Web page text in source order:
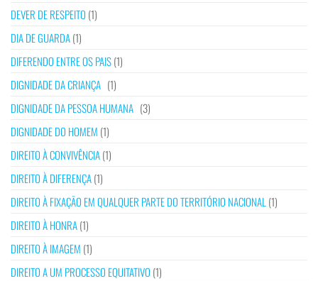
DEVER DE RESPEITO (1)
DIA DE GUARDA(1)
DIFERENDO ENTRE OS PAIS(1)
DIGNIDADE DA CRIANÇA (1)
DIGNIDADE DA PESSOA HUMANA (3)
DIGNIDADE DO HOMEM (1)
DIREITO À CONVIVÊNCIA(1)
DIREITO À DIFERENÇA(1)
DIREITO À FIXAÇÃO EM QUALQUER PARTE DO TERRITÓRIO NACIONAL (1)
DIREITO À HONRA(1)
DIREITO À IMAGEM (1)
DIREITO A UM PROCESSO EQUITATIVO (1)